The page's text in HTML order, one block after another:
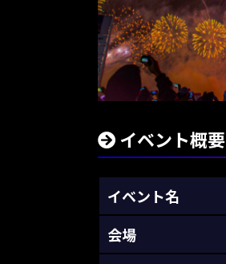
イベント概要
イベント名
会場